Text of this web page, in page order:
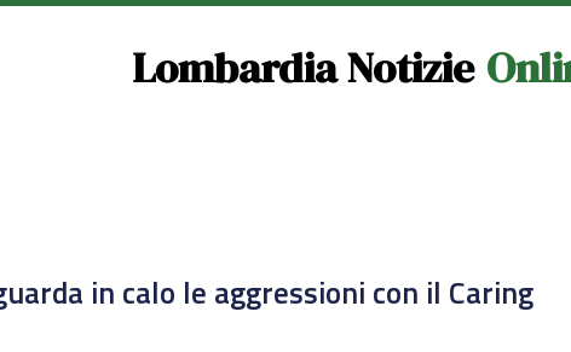
Lombardia Notizie
in calo le aggressioni con il Caring